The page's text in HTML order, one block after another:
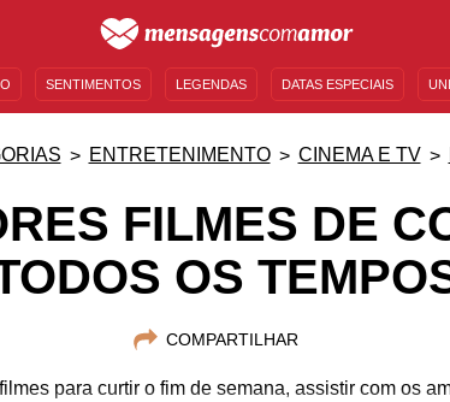
SENTIMENTOS LEGENDAS DATAS ESPECIAIS
ENTRETENIMENTO CINEMA E TV
FILMES DE
OS
COMPARTILHAR
para curtir o fim de semana, assistir com os